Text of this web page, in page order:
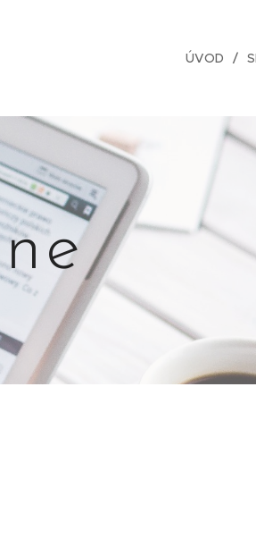
ÚVOD